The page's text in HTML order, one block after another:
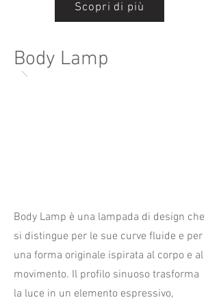
Scopri di più
Body Lamp
Body Lamp è una lampada di design che
si distingue per le sue curve fluide e per
una forma originale ispirata al corpo e al
movimento. Il profilo sinuoso trasforma
la luce in un elemento espressivo,